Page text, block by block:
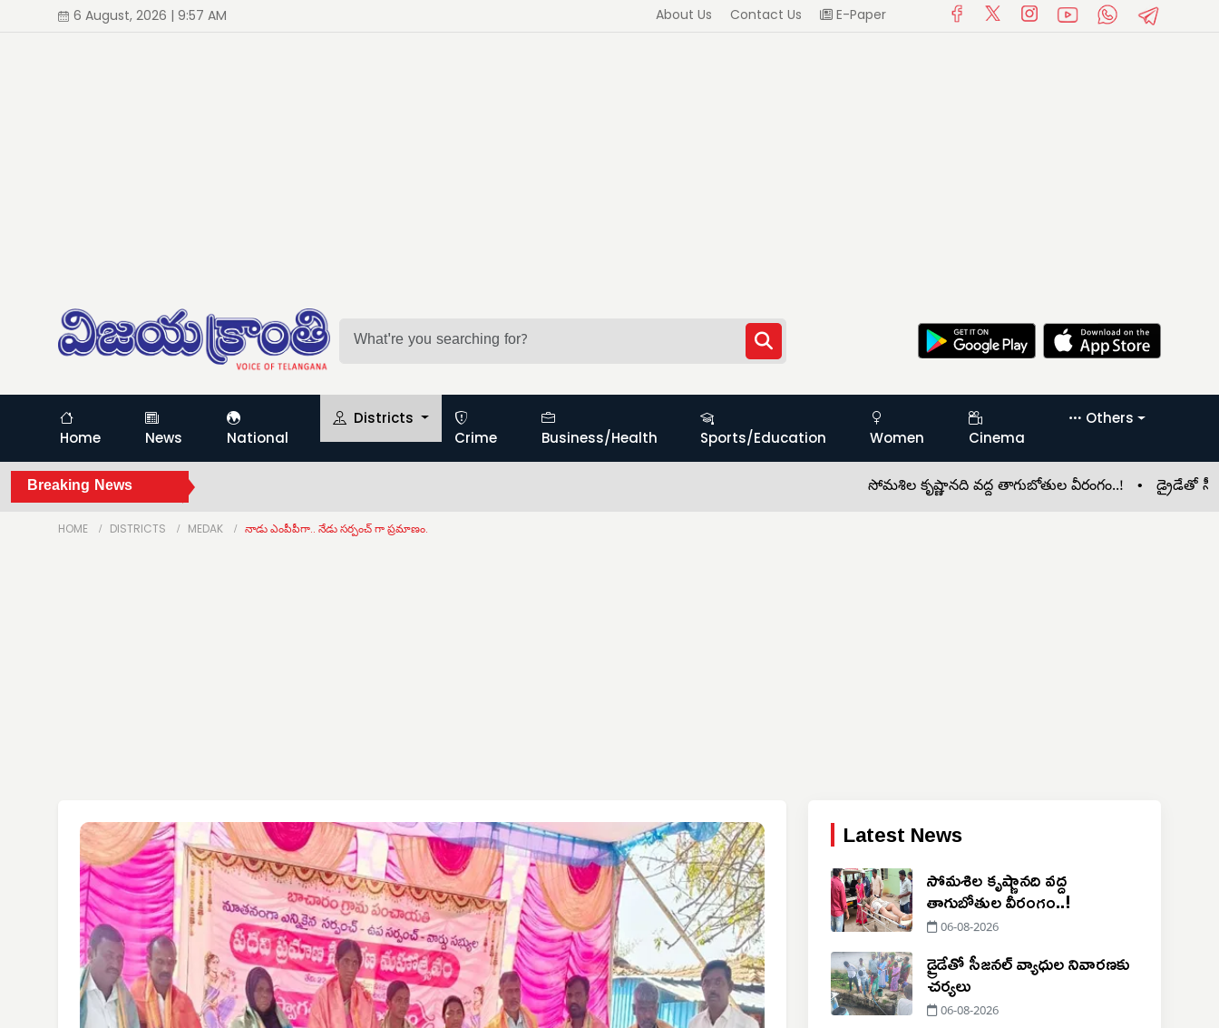
6 August, 2026 | 9:57 AM About Us Contact Us E-Paper
Home News National
Districts
Crime
Business/Health Sports/Education Women Cinema
Others
Breaking News సోమశిల కృష్ణానది వద్ద తాగుబోతుల వీరంగం..! •డ్రైడేతో సీజనల్
HOME DISTRICTS MEDAK నాడు ఎంపీపీగా.. నేడు సర్పంచ్‌ గా ప్రమాణం.
Latest News
సోమశిల కృష్ణానది వద్ద
తాగుబోతుల వీరంగం..!
06-08-2026
డ్రైడేతో సీజనల్ వ్యాధుల నివారణకు
చర్యలు
06-08-2026